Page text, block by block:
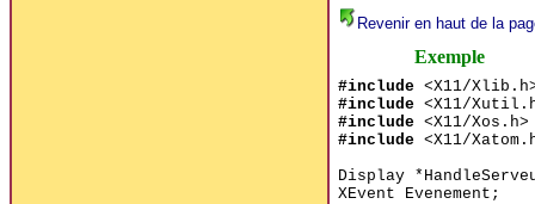
Revenir en haut de la
Exemple
#include<X11/
#include<X11/
#include<X11/Xos.h>
#include<X11/
Display
XEvent Evenement;